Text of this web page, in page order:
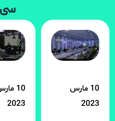
سی
10 مارس
2023
10
2023